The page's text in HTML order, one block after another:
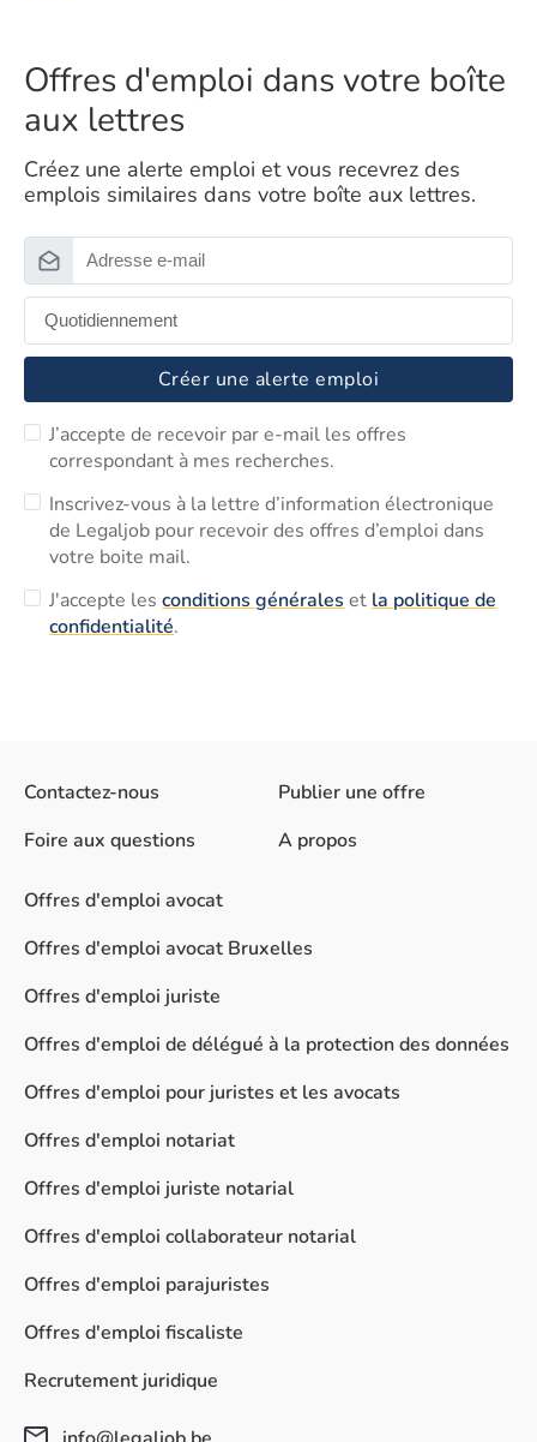
Offres d'emploi dans votre boîte
aux lettres
Créez une alerte emploi et vous recevrez des
emplois similaires dans votre boîte aux lettres.
Créer une alerte emploi
J’accepte de recevoir par e-mail les offres
correspondant à mes recherches.
Inscrivez-vous à la lettre d’information électronique
de Legaljob pour recevoir des offres d’emploi dans
votre boite mail.
J'accepte lesconditions générales et la politique de
confidentialité.
Contactez-nous
Foire aux questions
Publier une offre
A propos
Offres d'emploi avocat
Offres d'emploi avocat Bruxelles
Offres d'emploi juriste
Offres d'emploi de délégué à la protection des données
Offres d'emploi pour juristes et les avocats
Offres d'emploi notariat
Offres d'emploi juriste notarial
Offres d'emploi collaborateur notarial
Offres d'emploi parajuristes
Offres d'emploi fiscaliste
Recrutement juridique